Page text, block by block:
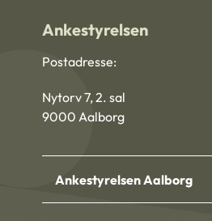
Ankestyrelsen
Postadresse:
Nytorv 7, 2. sal
9000 Aalborg
Ankestyrelsen Aalborg